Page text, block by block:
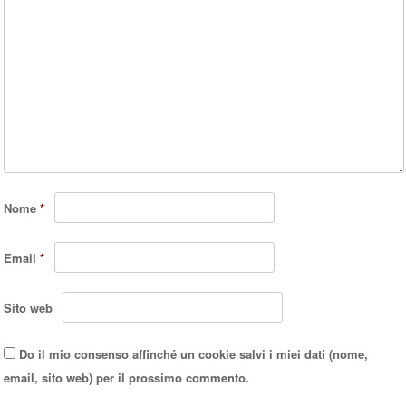
Nome*
Email*
Sito web
Do il mio consenso affinché un cookie salvi i miei dati (nome,
email, sito web) per il prossimo commento.